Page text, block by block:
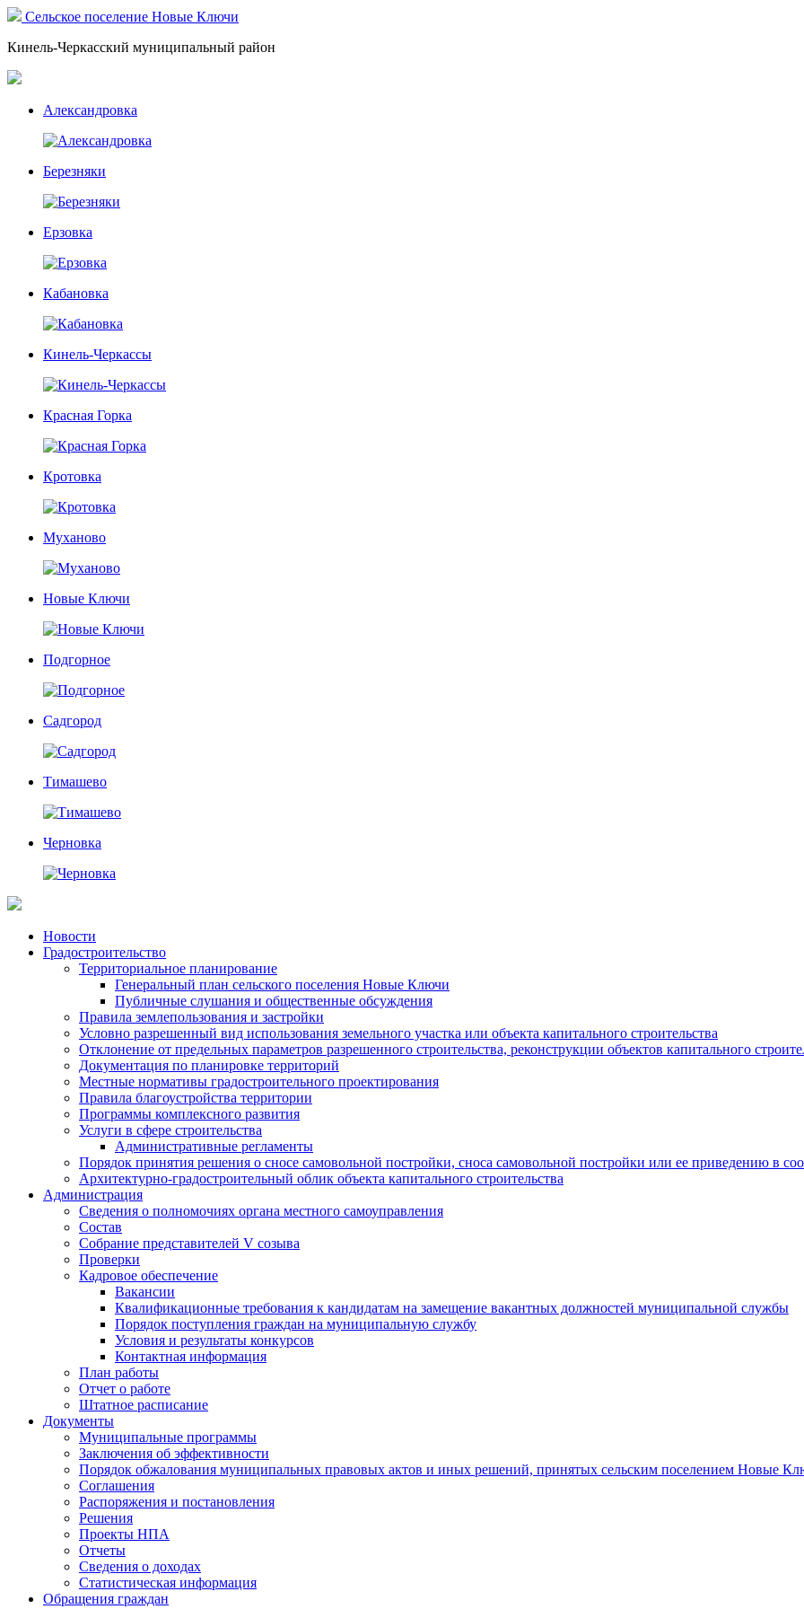
Сельское поселение Новые Ключи
Кинель-Черкасский муниципальный район
Александровка
Березняки
Ерзовка
Кабановка
Кинель-Черкассы
Красная Горка
Кротовка
Муханово
Новые Ключи
Подгорное
Садгород
Тимашево
Черновка
Перейти
содержимому
Новости
Градостроительство
Территориальное планирование
Генеральный план сельского поселения Новые Ключи
Публичные слушания и общественные обсуждения
Правила землепользования и застройки
Условно разрешенный вид использования земельного участка или объекта капитального строительства
Отклонение от предельных параметров разрешенного строительства, реконструкции объектов капитального
Документация по планировке территорий
Местные нормативы градостроительного проектирования
Правила благоустройства территории
Программы комплексного развития
Услуги в сфере строительства
Административные регламенты
Порядок принятия решения о сносе самовольной постройки, сноса самовольной постройки или ее приведению в
Архитектурно-градостроительный облик объекта капитального строительства
Администрация
Сведения о полномочиях органа местного самоуправления
Состав
Собрание представителей V созыва
Проверки
Кадровое обеспечение
Вакансии
Квалификационные требования к кандидатам на замещение вакантных должностей муниципальной службы
Порядок поступления граждан на муниципальную службу
Условия и результаты конкурсов
Контактная информация
План работы
Отчет о работе
Штатное расписание
Документы
Муниципальные программы
Заключения об эффективности
Порядок обжалования муниципальных правовых актов и иных решений, принятых сельским поселением Новые
Соглашения
Распоряжения и постановления
Решения
Проекты НПА
Отчеты
Сведения о доходах
Статистическая информация
Обращения граждан